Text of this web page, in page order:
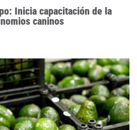
Inicia capacitación de la
caninos